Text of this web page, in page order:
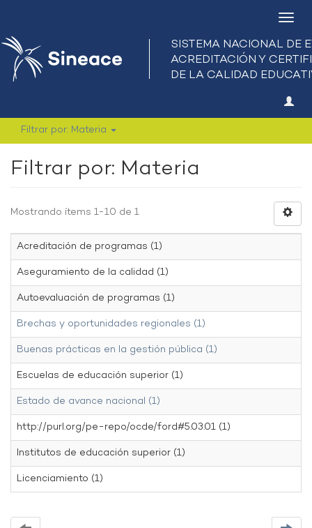
Filtrar por: Materia
Filtrar por: Materia
Mostrando ítems 1-10 de 1
Acreditación de programas (1)
Aseguramiento de la calidad (1)
Autoevaluación de programas (1)
Brechas y oportunidades regionales (1)
Buenas prácticas en la gestión pública (1)
Escuelas de educación superior (1)
Estado de avance nacional (1)
http://purl.org/pe-repo/ocde/ford#5.03.01 (1)
Institutos de educación superior (1)
Licenciamiento (1)